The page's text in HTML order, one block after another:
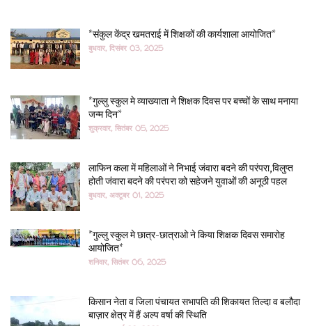
*संकुल केंद्र खमतराई में शिक्षकों की कार्यशाला आयोजित*
बुधवार, दिसंबर 03, 2025
*गुल्लु स्कुल मे व्याख्याता ने शिक्षक दिवस पर बच्चों के साथ मनाया
जन्म दिन*
शुक्रवार, सितंबर 05, 2025
लाफिन कला में महिलाओं ने निभाई जंवारा बदने की परंपरा,विलुप्त
होती जंवारा बदने की परंपरा को सहेजने युवाओं की अनूठी पहल
बुधवार, अक्टूबर 01, 2025
*गुल्लु स्कुल मे छात्र-छात्राओ ने किया शिक्षक दिवस समारोह
आयोजित*
शनिवार, सितंबर 06, 2025
किसान नेता व जिला पंचायत सभापति की शिकायत तिल्दा व बलौदा
बाज़ार क्षेत्र में हैं अल्प वर्षा की स्थिति